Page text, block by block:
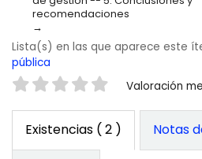
recomendaciones
Lista(s) en las que aparece este
pública
Valoración Valoración
Existencias ( 2 ) Notas